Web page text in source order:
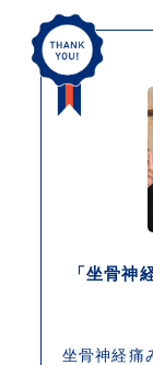
「坐骨神
坐骨神経痛